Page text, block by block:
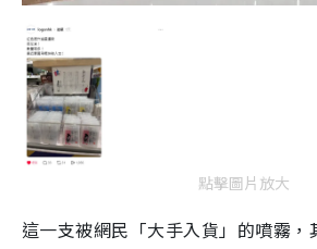
點擊圖片放大
這一支被網民「大手入貨」的噴霧，